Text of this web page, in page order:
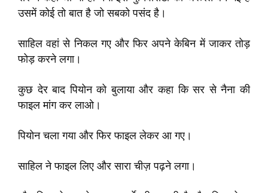
उसमें कोई तो बात है जो सबको पसंद है।
साहिल वहां से निकल गए और फिर अपने केबिन में जाकर तोड़
फोड़ करने लगा।
कुछ देर बाद पियोन को बुलाया और कहा कि सर से नैना की
फाइल मांग कर लाओ।
पियोन चला गया और फिर फाइल लेकर आ गए।
साहिल ने फाइल लिए और सारा चीज़ पढ़ने लगा।